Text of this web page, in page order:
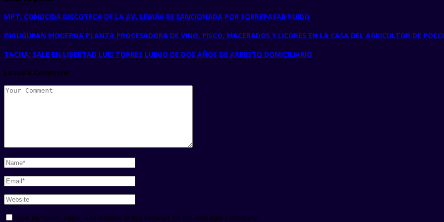
MPT: CONOCIDA DISCOTECA DE LA AV. LEGUÍA ES SANCIONADA POR SOBREPASAR RUIDO
INAUGURAN MODERNA PLANTA PROCESADORA DE VINO, PISCO, MACERADOS Y LICORES EN LA CASA DEL AGRICULTOR DE
TACNA: SALE EN LIBERTAD LUIS TORRES LUEGO DE DOS AÑOS DE ARRESTO DOMICILIARIO
Leave a Comment
Save my name, email, and website in this browser for the next time I comment.